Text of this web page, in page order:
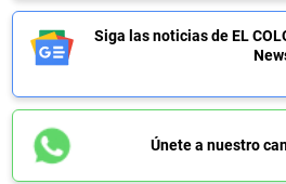
Siga las noticias de EL
Únete a nuestro